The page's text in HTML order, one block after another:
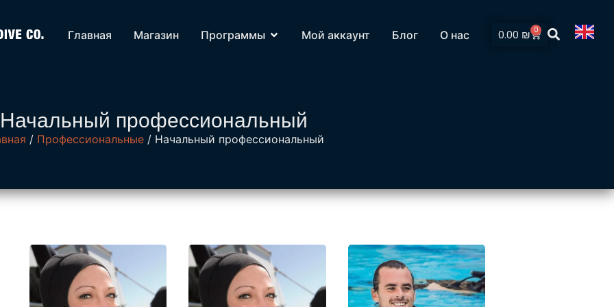
Главная Магазин Программы Мой аккаунт Блог О нас 0.00 ₪ 0
Начальный профессиональный
/ Профессиональные / Начальный профессиональный